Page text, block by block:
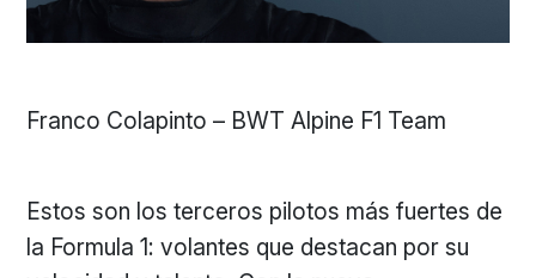
Franco Colapinto – BWT Alpine F1 Team
Estos son los terceros pilotos más fuertes de
la Formula 1: volantes que destacan por su